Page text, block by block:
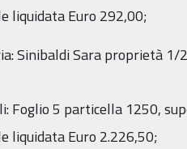
liquidata Euro 292,00;
Sinibaldi Sara proprietà 1/
Foglio 5 particella 1250,
liquidata Euro 2.226,50;